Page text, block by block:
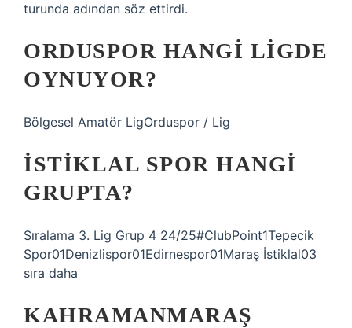
turunda adından söz ettirdi.
ORDUSPOR HANGI LIGDE
OYNUYOR?
Bölgesel Amatör LigOrduspor / Lig
İSTIKLAL SPOR HANGI
GRUPTA?
Sıralama 3. Lig Grup 4 24/25#ClubPoint1Tepecik
Spor01Denizlispor01Edirnespor01Maraş İstiklal03
sıra daha
KAHRAMANMARAŞ